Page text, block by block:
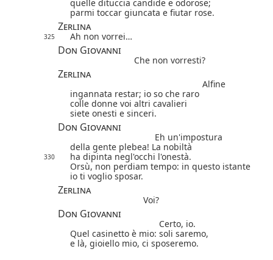
quelle dituccia candide e odorose;
parmi toccar giuncata e fiutar rose.
Zerlina
325 Ah non vorrei…
Don Giovanni
Che non vorresti?
Zerlina
Alfine
ingannata restar; io so che raro
colle donne voi altri cavalieri
siete onesti e sinceri.
Don Giovanni
Eh un'impostura
della gente plebea! La nobiltà
330
ha dipinta negl'occhi l'onestà.
Orsù, non perdiam tempo: in questo istante
io ti voglio sposar.
Zerlina
Voi?
Don Giovanni
Certo, io.
Quel casinetto è mio: soli saremo,
e là, gioiello mio, ci sposeremo.